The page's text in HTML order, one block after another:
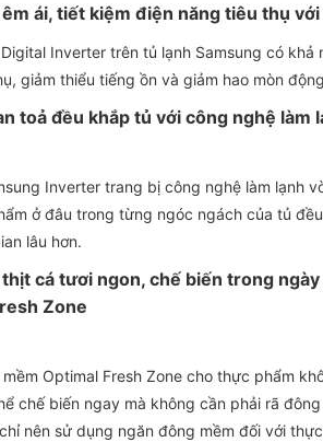
êm ái, tiết kiệm điện năng tiêu thụ
Inverter trên tủ lạnh Samsung có
giảm thiểu tiếng ồn và giảm hao mòn
toả đều khắp tủ với công nghệ làm
Inverter trang bị công nghệ làm lạnh
ở đâu trong từng ngóc ngách của tủ
lâu hơn.
thịt cá tươi ngon, chế biến trong
Zone
Optimal Fresh Zone cho thực phẩm
chế biến ngay mà không cần phải rã
nên sử dụng ngăn đông mềm đối với